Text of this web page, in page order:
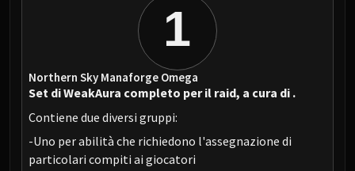
1
Northern Sky Manaforge Omega
Set di WeakAura completo per il raid, a cura di .
Contiene due diversi gruppi:
-Uno per abilità che richiedono l'assegnazione di
particolari compiti ai giocatori